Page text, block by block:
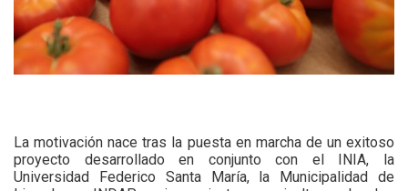
La motivación nace tras la puesta en marcha de un exitoso
proyecto desarrollado en conjunto con el INIA, la
Universidad Federico Santa María, la Municipalidad de